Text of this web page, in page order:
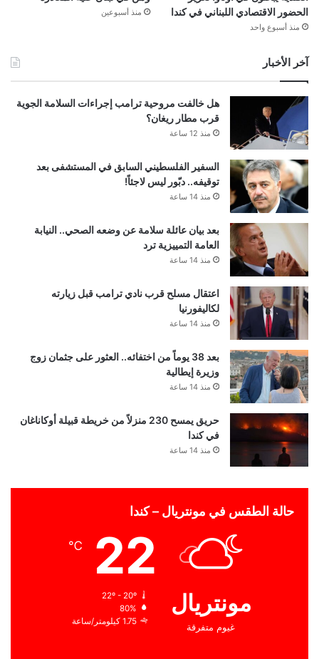
الحضور الاقتصادي اللبناني في كندا
منذ أسبوع واحد
منذ أسبوعين
آخر الأخبار
هل خالفت مروحية ترامب إجراءات السلامة الجوية
قرب مطار ريغان؟
منذ 12 ساعة
السفير الفلسطيني السابق في المستشفى بعد
توقيفه.. دبّور ليس لاجئاً!
منذ 14 ساعة
بعد بيان عائلة سلامة عن وضعه الصحي.. النيابة
العامة التمييزية ترد
منذ 14 ساعة
اعتقال مسلح قرب نادي ترامب قبل زيارته
لكاليفورنيا
منذ 14 ساعة
بعد 38 يوماً من اختفائه.. العثور على جثمان زوج
وزيرة إيطالية
منذ 14 ساعة
حريق يمسح 230 منزلاً من خريطة قبيلة أوكاناغان
في كندا
منذ 14 ساعة
حالة الطقس في مونتريال – كندا
مونتريال
غيوم متفرقة
22
℃
22º - 20º
80%
1.75 كيلومتر/ساعة